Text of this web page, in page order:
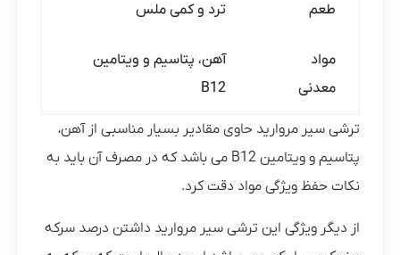
طعم ترد و کمی ملس
مواد
معدنی
آهن، پتاسیم و ویتامین
B12
ترشی سیر مروارید حاوی مقادیر بسیار مناسبی از آهن،
پتاسیم و ویتامین B12 می باشد که در مصرف آن باید به
نکات حفظ ویژگی مواد دقت کرد.
از دیگر ویژگی این ترشی سیر مروارید داشتن درصد سرکه